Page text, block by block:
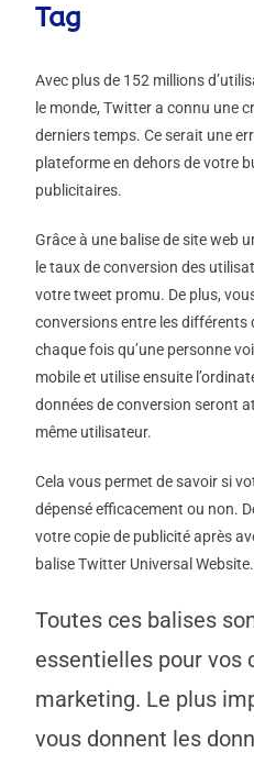
Tag
Avec plus de 152 millions
le monde, Twitter a connu une
derniers temps. Ce serait une
plateforme en dehors de votre
publicitaires.
Grâce à une balise de site web
le taux de conversion des
votre tweet promu. De plus,
conversions entre les différents
chaque fois qu’une personne
mobile et utilise ensuite
données de conversion seront
même utilisateur.
Cela vous permet de savoir si
dépensé efficacement ou non.
votre copie de publicité après
balise Twitter Universal Website.
Toutes ces balises
essentielles pour vos
marketing. Le plus
vous donnent les